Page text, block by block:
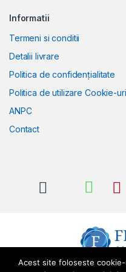
Informatii
Termeni si conditii
Detalii livrare
Politica de confidențialitate
Politica de utilizare Cookie-uri
ANPC
Contact
Acest site foloseste